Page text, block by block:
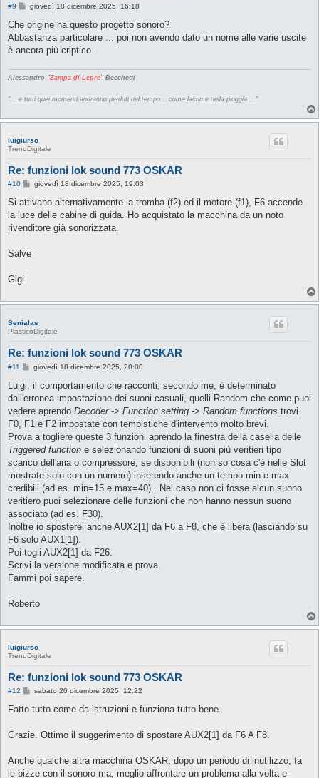
#9
M
s
a
g
giovedì 18 dicembre 2025, 16:18
Che origine ha questo progetto sonoro?
Abbastanza particolare ... poi non avendo dato un nome alle varie uscite
è ancora più criptico.
Alessandro "Zampa di Lepre" Becchetti
"... e tutti quei momenti andranno perduti nel tempo... come lacrime nella pioggia ..."
luigiurso
TrenoDigitale
Re: funzioni lok sound 773 OSKAR
#10
M
s
a
g
o
giovedì 18 dicembre 2025, 19:03
Si attivano alternativamente la tromba (f2) ed il motore (f1), F6 accende
la luce delle cabine di guida. Ho acquistato la macchina da un noto
rivenditore già sonorizzata.
Salve
Gigi
Senialas
PlasticoDigitale
Re: funzioni lok sound 773 OSKAR
#11
M
s
a
g
i
o
giovedì 18 dicembre 2025, 20:00
Luigi, il comportamento che racconti, secondo me, è determinato
dall'erronea impostazione dei suoni casuali, quelli Random che come puoi
vedere aprendo Decoder-> Function setting -> Random functions trovi
F0, F1 e F2 impostate con tempistiche d'intervento molto brevi.
Prova a togliere queste 3 funzioni aprendo la finestra della casella delle
Triggered function e selezionando funzioni di suoni più veritieri tipo
scarico dell'aria o compressore, se disponibili (non so cosa c'è nelle Slot
mostrate solo con un numero) inserendo anche un tempo min e max
credibili (ad es. min=15 e max=40) . Nel caso non ci fosse alcun suono
veritiero puoi selezionare delle funzioni che non hanno nessun suono
associato (ad es. F30).
Inoltre io sposterei anche AUX2[1] da F6 a F8, che è libera (lasciando su
F6 solo AUX1[1]).
Poi togli AUX2[1] da F26.
Scrivi la versione modificata e prova.
Fammi poi sapere.
Roberto
luigiurso
TrenoDigitale
Re: funzioni lok sound 773 OSKAR
#12
M
s
g
o
sabato 20 dicembre 2025, 12:22
Fatto tutto come da istruzioni e funziona tutto bene.
Grazie. Ottimo il suggerimento di spostare AUX2[1] da F6 A F8.
Anche qualche altra macchina OSKAR, dopo un periodo di inutilizzo, fa
le bizze con il sonoro ma, meglio affrontare un problema alla volta e